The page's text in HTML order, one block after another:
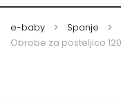
e-baby Spanje